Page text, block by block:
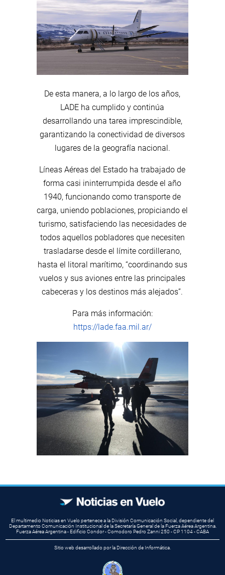
De esta manera, a lo largo de los años,
LADE ha cumplido y continúa
desarrollando una tarea imprescindible,
garantizando la conectividad de diversos
lugares de la geografía nacional.
Líneas Aéreas del Estado ha trabajado de
forma casi ininterrumpida desde el año
1940, funcionando como transporte de
carga, uniendo poblaciones, propiciando el
turismo, satisfaciendo las necesidades de
todos aquellos pobladores que necesiten
trasladarse desde el límite cordillerano,
hasta el litoral marítimo, “coordinando sus
vuelos y sus aviones entre las principales
cabeceras y los destinos más alejados”.
Para más información:
https://lade.faa.mil.ar/
El multimedio Noticias en Vuelo pertenece a la División Comunicación Social, dependiente del
Departamento Comunicación Institucional de la Secretaría General de la Fuerza Aérea Argentina.
Fuerza Aérea Argentina - Edificio Condor - Comodoro Pedro Zanni 250 - CP 1104 - CABA
Sitio web desarrollado por la Dirección de Informática.